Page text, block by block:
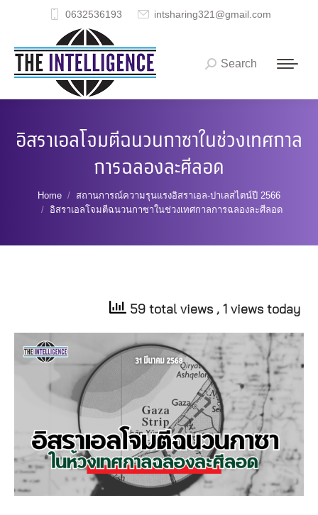
0632536193 intsharing321@gmail.com
Search:
Search
อิสราเอลโจมตีฉนวนกาซาในช่วงเทศกาล
การฉลองละศีลอด
You are here:
Home
สถานการณ์ความรุนแรงอิสราเอล-ปาเลสไตน์ปี 2566
อิสราเอลโจมตีฉนวนกาซาในช่วงเทศกาลการฉลองละศีลอด
59 total views , 1 views today